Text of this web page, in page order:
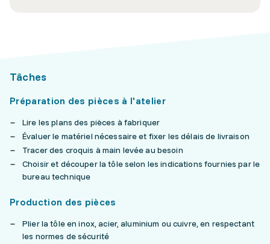
Tâches
Préparation des pièces à l'atelier
Lire les plans des pièces à fabriquer
Évaluer le matériel nécessaire et fixer les délais de livraison
Tracer des croquis à main levée au besoin
Choisir et découper la tôle selon les indications fournies par le
bureau technique
Production des pièces
Plier la tôle en inox, acier, aluminium ou cuivre, en respectant
les normes de sécurité